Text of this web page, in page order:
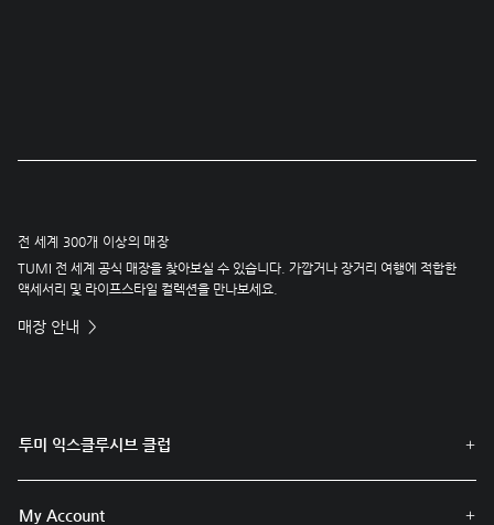
전 세계 300개 이상의 매장
TUMI 전 세계 공식 매장을 찾아보실 수 있습니다. 가깝거나 장거리 여행에 적합한
액세서리 및 라이프스타일 컬렉션을 만나보세요.
매장 안내
투미 익스클루시브 클럽
My Account